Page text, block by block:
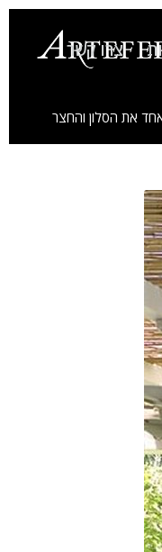
צרו קשר
את הסלון והחצר